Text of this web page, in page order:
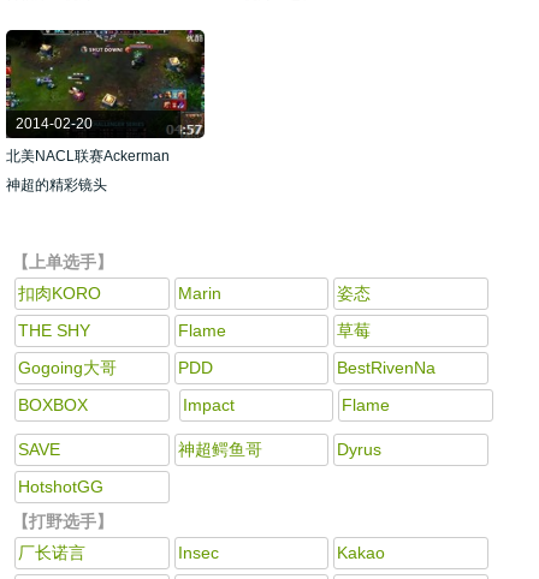
2014-02-20
北美NACL联赛Ackerman
神超的精彩镜头
【上单选手】
扣肉KORO
Marin
姿态
THE SHY
Flame
草莓
Gogoing大哥
PDD
BestRivenNa
BOXBOX
Impact Flame
SAVE 神超鳄鱼哥
Dyrus
HotshotGG
【打野选手】
厂长诺言
Insec
Kakao